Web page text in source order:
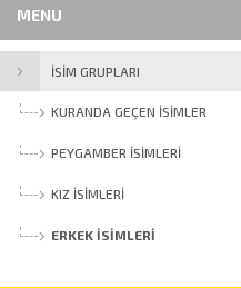
MENU
İSİM GRUPLARI
KURANDA GEÇEN İSIMLER
PEYGAMBER İSIMLERI
KIZ İSIMLERI
ERKEK İSIMLERI